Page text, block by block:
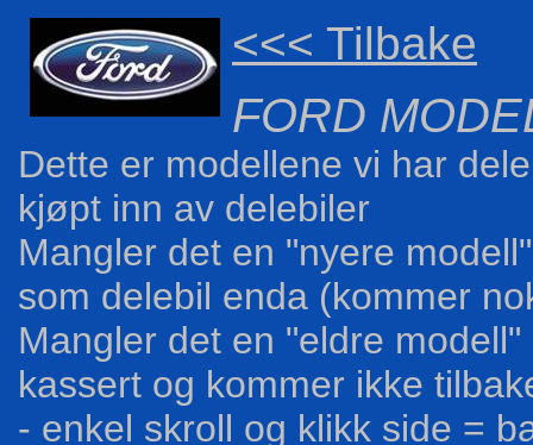
<<< Tilbake
FORD
Dette er modellene vi har
kjøpt inn av delebiler
Mangler det en "nyere
som delebil enda (kommer
Mangler det en "eldre
kassert og kommer ikke
- enkel skroll og klikk side =